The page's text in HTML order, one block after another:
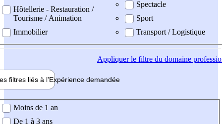
Hôtellerie - Restauration /
Tourisme / Animation
Immobilier
Spectacle
Sport
Transport / Logistique
Appliquerle filtre du domaine
filtres liés à l'Expérience demandée
demandée
Moins de 1 an
De 1 à 3 ans